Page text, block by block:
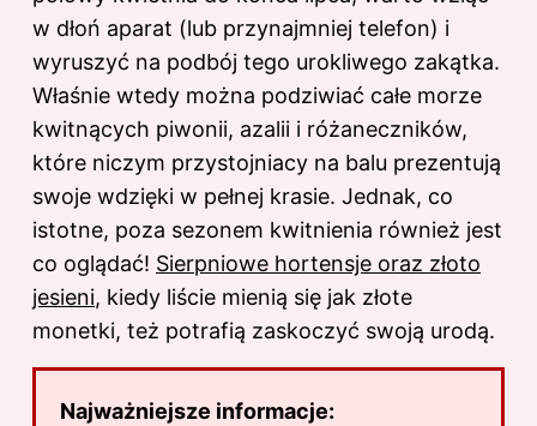
w dłoń aparat (lub przynajmniej telefon) i
wyruszyć na podbój tego urokliwego zakątka.
Właśnie wtedy można podziwiać całe morze
kwitnących piwonii, azalii i różaneczników,
które niczym przystojniacy na balu prezentują
swoje wdzięki w pełnej krasie. Jednak, co
istotne, poza sezonem kwitnienia również jest
co oglądać! Sierpniowe hortensje oraz złoto
jesieni, kiedy liście mienią się jak złote
monetki, też potrafią zaskoczyć swoją urodą.
Najważniejsze informacje: